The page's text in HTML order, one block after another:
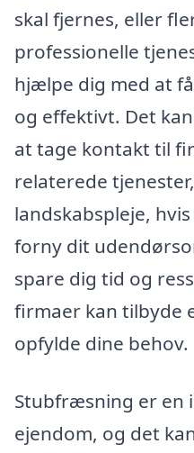
skal fjernes, eller
professionelle
hjælpe dig med at
og effektivt. Det
at tage kontakt til
relaterede
landskabspleje,
forny dit
spare dig tid og
firmaer kan tilbyde
opfylde dine behov.
Stubfræsning er en
ejendom, og det